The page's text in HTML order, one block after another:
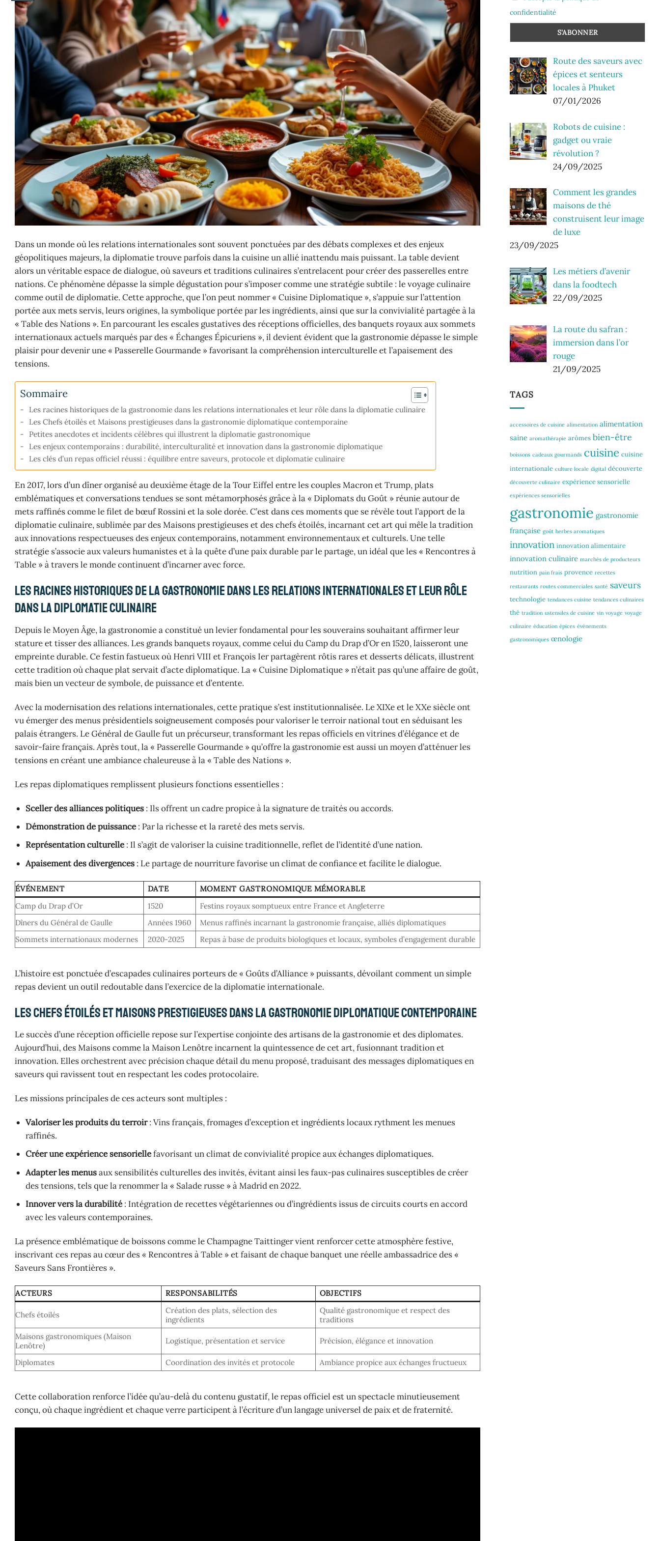
Dans un monde où les relations internationales sont souvent ponctuées par des débats complexes et des enjeux
géopolitiques majeurs, la diplomatie trouve parfois dans la cuisine un allié inattendu mais puissant. La table devient
alors un véritable espace de dialogue, où saveurs et traditions culinaires s’entrelacent pour créer des passerelles entre
nations. Ce phénomène dépasse la simple dégustation pour s’imposer comme une stratégie subtile : le voyage culinaire
comme outil de diplomatie. Cette approche, que l’on peut nommer « Cuisine Diplomatique », s’appuie sur l’attention
portée aux mets servis, leurs origines, la symbolique portée par les ingrédients, ainsi que sur la convivialité partagée à la
« Table des Nations ». En parcourant les escales gustatives des réceptions officielles, des banquets royaux aux sommets
internationaux actuels marqués par des « Échanges Épicuriens », il devient évident que la gastronomie dépasse le simple
plaisir pour devenir une « Passerelle Gourmande » favorisant la compréhension interculturelle et l’apaisement des
tensions.
Sommaire
Les racines historiques de la gastronomie dans les relations internationales et leur rôle dans la diplomatie culinaire
Les Chefs étoilés et Maisons prestigieuses dans la gastronomie diplomatique contemporaine
Petites anecdotes et incidents célèbres qui illustrent la diplomatie gastronomique
Les enjeux contemporains : durabilité, interculturalité et innovation dans la gastronomie diplomatique
Les clés d’un repas officiel réussi : équilibre entre saveurs, protocole et diplomatie culinaire
En 2017, lors d’un dîner organisé au deuxième étage de la Tour Eiffel entre les couples Macron et Trump, plats
emblématiques et conversations tendues se sont métamorphosés grâce à la « Diplomats du Goût » réunie autour de
mets raffinés comme le filet de bœuf Rossini et la sole dorée. C’est dans ces moments que se révèle tout l’apport de la
diplomatie culinaire, sublimée par des Maisons prestigieuses et des chefs étoilés, incarnant cet art qui mêle la tradition
aux innovations respectueuses des enjeux contemporains, notamment environnementaux et culturels. Une telle
stratégie s’associe aux valeurs humanistes et à la quête d’une paix durable par le partage, un idéal que les « Rencontres à
Table » à travers le monde continuent d’incarner avec force.
Les racines historiques de la gastronomie dans les relations internationales et leur rôle
dans la diplomatie culinaire
Depuis le Moyen Âge, la gastronomie a constitué un levier fondamental pour les souverains souhaitant affirmer leur
stature et tisser des alliances. Les grands banquets royaux, comme celui du Camp du Drap d’Or en 1520, laisseront une
empreinte durable. Ce festin fastueux où Henri VIII et François Ier partagèrent rôtis rares et desserts délicats, illustrent
cette tradition où chaque plat servait d’acte diplomatique. La « Cuisine Diplomatique » n’était pas qu’une affaire de goût,
mais bien un vecteur de symbole, de puissance et d’entente.
Avec la modernisation des relations internationales, cette pratique s’est institutionnalisée. Le XIXe et le XXe siècle ont
vu émerger des menus présidentiels soigneusement composés pour valoriser le terroir national tout en séduisant les
palais étrangers. Le Général de Gaulle fut un précurseur, transformant les repas officiels en vitrines d’élégance et de
savoir-faire français. Après tout, la « Passerelle Gourmande » qu’offre la gastronomie est aussi un moyen d’atténuer les
tensions en créant une ambiance chaleureuse à la « Table des Nations ».
Les repas diplomatiques remplissent plusieurs fonctions essentielles :
Sceller des alliances politiques : Ils offrent un cadre propice à la signature de traités ou accords.
Démonstration de puissance : Par la richesse et la rareté des mets servis.
Représentation culturelle : Il s’agit de valoriser la cuisine traditionnelle, reflet de l’identité d’une nation.
Apaisement des divergences : Le partage de nourriture favorise un climat de confiance et facilite le dialogue.
ÉVÉNEMENT DATE
MOMENT GASTRONOMIQUE MÉMORABLE
Camp du Drap d’Or
1520
Festins royaux somptueux entre France et Angleterre
Dîners du Général de Gaulle
Années 1960
Menus raffinés incarnant la gastronomie française, alliés diplomatiques
Sommets internationaux modernes
2020-2025 Repas à base de produits biologiques et locaux, symboles d’engagement durable
L’histoire est ponctuée d’escapades culinaires porteurs de « Goûts d’Alliance » puissants, dévoilant comment un simple
repas devient un outil redoutable dans l’exercice de la diplomatie internationale.
Les Chefs étoilés et Maisons prestigieuses dans la gastronomie diplomatique contemporaine
Le succès d’une réception officielle repose sur l’expertise conjointe des artisans de la gastronomie et des diplomates.
Aujourd’hui, des Maisons comme la Maison Lenôtre incarnent la quintessence de cet art, fusionnant tradition et
innovation. Elles orchestrent avec précision chaque détail du menu proposé, traduisant des messages diplomatiques en
saveurs qui ravissent tout en respectant les codes protocolaire.
Les missions principales de ces acteurs sont multiples :
Valoriser les produits du terroir: Vins français, fromages d’exception et ingrédients locaux rythment les menues
raffinés.
Créer une expérience sensoriellefavorisant un climat de convivialité propice aux échanges diplomatiques.
Adapter les menusaux sensibilités culturelles des invités, évitant ainsi les faux-pas culinaires susceptibles de créer
des tensions, tels que la renommer la « Salade russe » à Madrid en 2022.
Innover vers la durabilité : Intégration de recettes végétariennes ou d’ingrédients issus de circuits courts en accord
avec les valeurs contemporaines.
La présence emblématique de boissons comme le Champagne Taittinger vient renforcer cette atmosphère festive,
inscrivant ces repas au cœur des « Rencontres à Table » et faisant de chaque banquet une réelle ambassadrice des «
Saveurs Sans Frontières ».
ACTEURS RESPONSABILITÉS OBJECTIFS
Chefs étoilés
Création des plats, sélection des
ingrédients
Qualité gastronomique et respect des
traditions
Maisons gastronomiques (Maison
Lenôtre)
Logistique, présentation et service Précision, élégance et innovation
Diplomates Coordination des invités et protocole Ambiance propice aux échanges fructueux
Cette collaboration renforce l’idée qu’au-delà du contenu gustatif, le repas officiel est un spectacle minutieusement
conçu, où chaque ingrédient et chaque verre participent à l’écriture d’un langage universel de paix et de fraternité.
confidentialité
Route des saveurs avec
épices et senteurs
locales à Phuket
07/01/2026
Robots de cuisine :
gadget ou vraie
révolution ?
24/09/2025
Comment les grandes
maisons de thé
construisent leur image
de luxe
23/09/2025
Les métiers d’avenir
dans la foodtech
22/09/2025
La route du safran :
immersion dans l’or
rouge
21/09/2025
TAGS
accessoires de cuisine alimentation alimentation
saine aromathérapie arômes bien-être
boissons cadeaux gourmands cuisine cuisine
internationale culture locale digital découverte
découverte culinaire expérience sensorielle
expériences sensorielles
gastronomie gastronomie
française goût herbes aromatiques
innovation innovation alimentaire
innovation culinaire marchés de producteurs
nutrition pain frais provence recettes
restaurants routes commerciales santé saveurs
technologie tendances cuisine tendances culinaires
thé tradition ustensiles de cuisine vin voyage voyage
culinaire éducation épices événements
gastronomiques œnologie